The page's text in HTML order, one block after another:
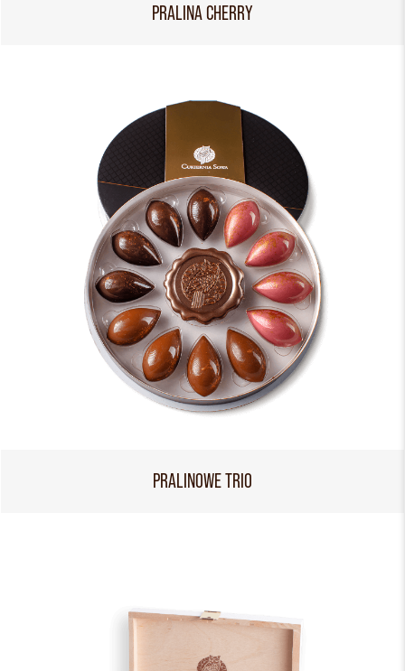
PRALINA CHERRY
PRALINOWE TRIO